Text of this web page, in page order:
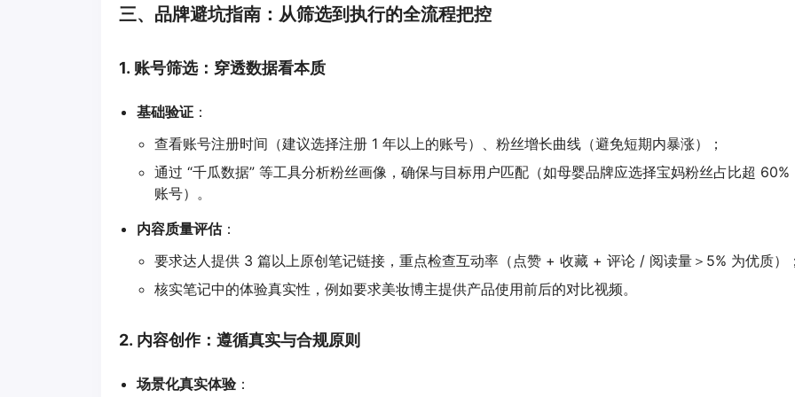
三、品牌避坑指南：从筛选到执行的全流程把控
1. 账号筛选：穿透数据看本质
基础验证 ：
查看账号注册时间（建议选择注册 1 年以上的账号）、粉丝增长曲线（避免短期内暴涨）；
通过 “千瓜数据” 等工具分析粉丝画像，确保与目标用户匹配（如母婴品牌应选择宝妈粉丝占比超 60%
账号）。
内容质量评估：
要求达人提供 3 篇以上原创笔记链接，重点检查互动率（点赞 + 收藏 + 评论 / 阅读量＞5% 为优质）
核实笔记中的体验真实性，例如要求美妆博主提供产品使用前后的对比视频。
2. 内容创作：遵循真实与合规原则
场景化真实体验：